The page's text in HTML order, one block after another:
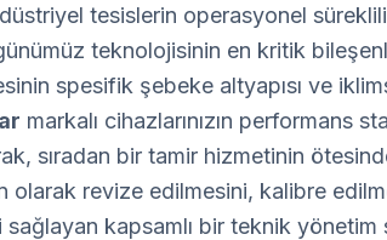
tesislerin operasyonel
teknolojisinin en kritik
spesifik şebeke altyapısı ve
markalı cihazlarınızın performans
sıradan bir tamir hizmetinin
olarak revize edilmesini, kalibre
sağlayan kapsamlı bir teknik